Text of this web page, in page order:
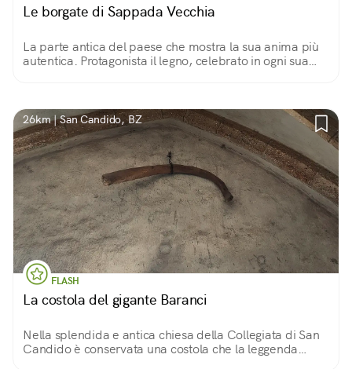
Le borgate di Sappada Vecchia
La parte antica del paese che mostra la sua anima più
autentica. Protagonista il legno, celebrato in ogni sua
26km | San Candido, BZ
FLASH
La costola del gigante Baranci
Nella splendida e antica chiesa della Collegiata di San
Candido è conservata una costola che la leggenda